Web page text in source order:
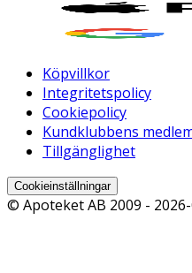
Köpvillkor
Integritetspolicy
Cookiepolicy
Kundklubbens
Tillgänglighet
Cookieinställningar
© Apoteket AB 2009 -